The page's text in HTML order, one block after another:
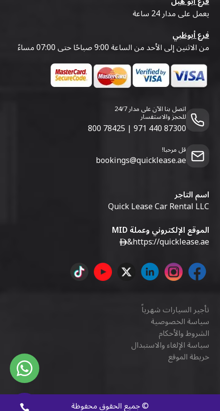
يعمل على مدار 24 ساعة
فرع أبوظبي
من الاثنين إلى الأحد من الساعة 9:00 صباحًا حتى 07:00 مساءً
اتصل بنا الآن على مدار 24/7
للحجز والاستفسار
800 78425 | 971 440 87300
قل مرحبا!
bookings@quicklease.ae
اسم التاجر
Quick Lease Car Rental LLC
الموقع الإلكتروني وعملة MID
https://quicklease.ae
&
تأجير السيارات شهرياً
سياسة الخصوصية
الشروط والأحكام
سياسة الإلغاء والاستبدال
خريطة الموقع
©جميع الحقوق محفوظة